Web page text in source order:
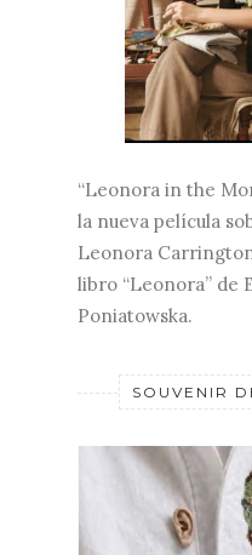
“Leonora in the
la nueva película
Leonora
libro “Leonora” de
Poniatowska.
SOUVENIR